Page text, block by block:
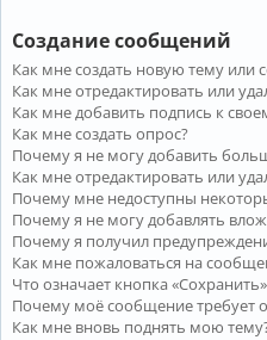
Создание сообщений
Как мне создать новую тему или
Как мне отредактировать или
Как мне добавить подпись к
Как мне создать опрос?
Почему я не могу добавить
Как мне отредактировать или
Почему мне недоступны
Почему я не могу добавлять
Почему я получил
Как мне пожаловаться на
Что означает кнопка
Почему моё сообщение требует
Как мне вновь поднять мою